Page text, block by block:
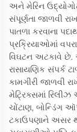
અને મેરિન
સંપૂર્ણતા જાળવી
પાતળા કરવાના
પ્રક્રિયાઓમાં
વિઘટન અટકાવે
રાસાયણિક સંપર્ક
કામગીરી જાળવી
મેટ્રિક્સમાં
ચોંટાણ, બોન્ડિંગ
ટકાઉપણાને અસર